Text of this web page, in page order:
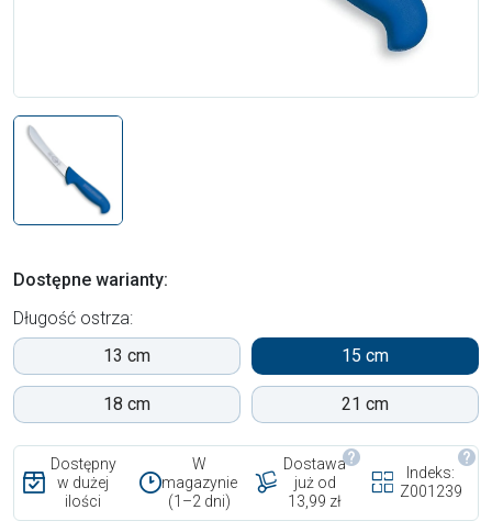
Dostępne warianty:
Długość ostrza:
13 cm
15 cm
18 cm 21 cm
Dostępny
w dużej
ilości
W
magazynie
(1–2 dni)
Dostawa
już od
13,99 zł
Indeks:
Z001239